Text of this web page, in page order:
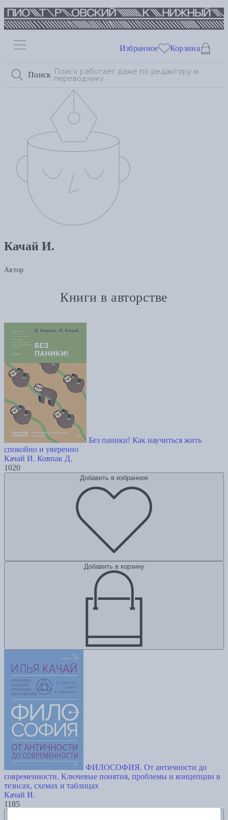
Поиск
Избранное Корзина
Качай И.
Автор
Книги в авторстве
Без паники! Как научиться жить
спокойно и уверенно
Качай И. Ковпак Д.
1020
Добавить в избранное
Добавить в корзину
ФИЛОСОФИЯ. От античности до
современности. Ключевые понятия, проблемы и концепции в
тезисах, схемах и таблицах
Качай И.
1185